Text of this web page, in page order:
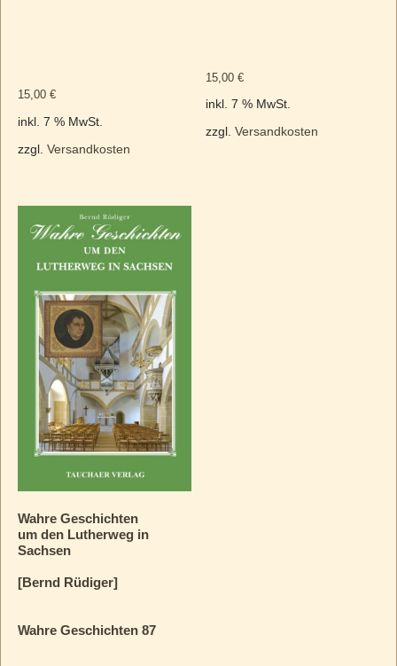
15,00 €
inkl. 7 % MwSt.
zzgl. Versandkosten
15,00€
inkl. 7 % MwSt.
zzgl.Versandkosten
Wahre Geschichten
um den Lutherweg in
Sachsen
[Bernd Rüdiger]
Wahre Geschichten 87